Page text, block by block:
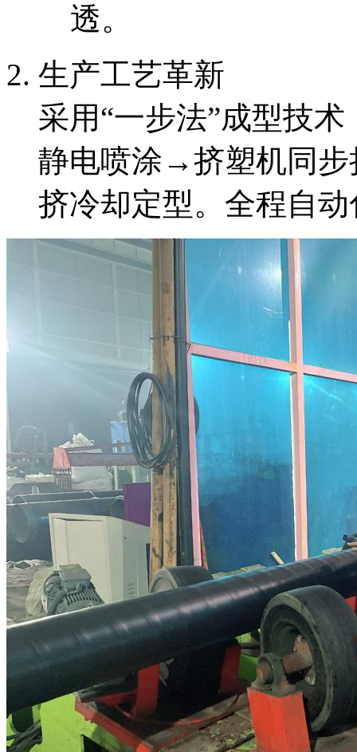
透。
生产工艺革新
采用“一步法”成型技
静电喷涂→挤塑机同
挤冷却定型。全程自